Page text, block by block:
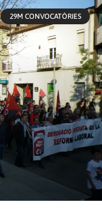
29M CONVOCATÒRIES